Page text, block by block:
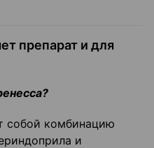
препарат и для
собой комбинацию
и